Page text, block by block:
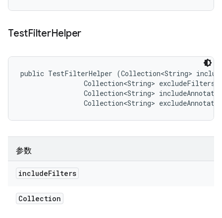
TestFilterHelper
public TestFilterHelper (Collection<String>
Collection<String>
Collection<String>
Collection<String>
参数
includeFilters
Collection